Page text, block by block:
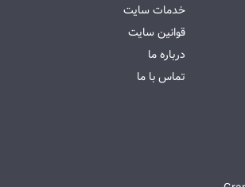
خدمات سایت
قوانین سایت
درباره ما
تماس با ما